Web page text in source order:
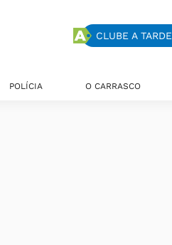
CLUBE A TARDE
POLÍCIA O CARRASCO